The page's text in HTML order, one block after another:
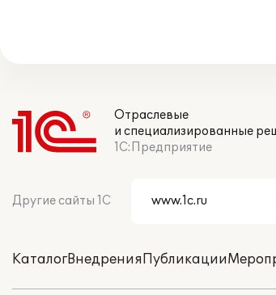
Отраслевые
и специализированные
1С:Предприятие
Другие сайты 1С
КаталогВнедренияПубликации